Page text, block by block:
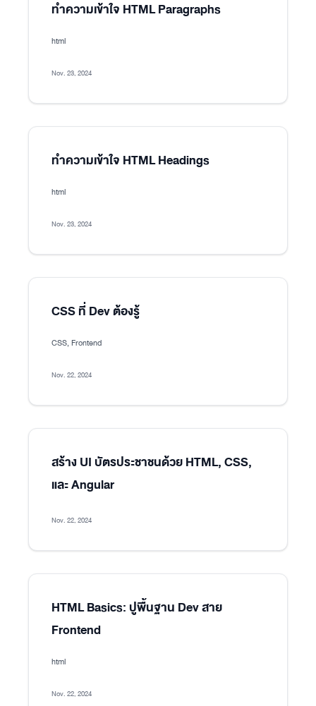
ทำความเข้าใจ HTML Paragraphs
html
Nov. 23, 2024
ทำความเข้าใจ HTML Headings
html
Nov. 23, 2024
CSS ที่ Dev ต้องรู้
CSS, Frontend
Nov. 22, 2024
สร้าง UI บัตรประชาชนด้วย HTML, CSS,
และ Angular
Nov. 22, 2024
HTML Basics: ปูพื้นฐาน Dev สาย
Frontend
html
Nov. 22, 2024